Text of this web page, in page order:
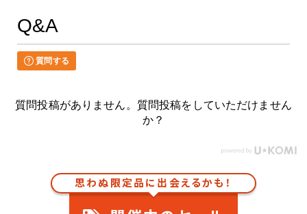
Q&A
質問する
質問投稿がありません。質問投稿をしていただけません
か？
思わぬ限定品に出会えるかも！